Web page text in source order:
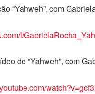
“Yahweh”, com
l/
de “Yahweh”, com